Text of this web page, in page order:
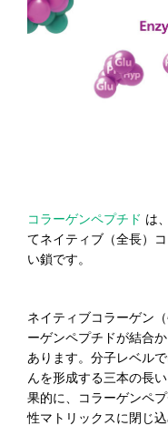
コラーゲンペプチド は
てネイティブ（全長）
い鎖です。
ネイティブコラーゲン
ーゲンペプチドが結合
あります。分子レベル
んを形成する三本の長
果的に、コラーゲンペ
性マトリックスに閉じ込